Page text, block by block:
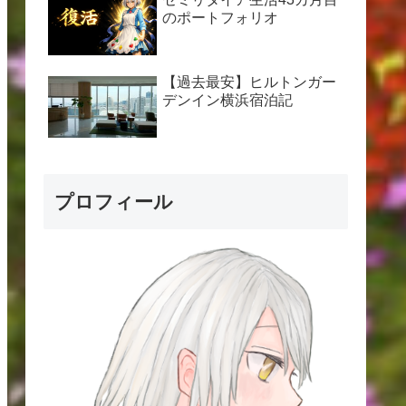
のポートフォリオ
【過去最安】ヒルトンガー
デンイン横浜宿泊記
プロフィール